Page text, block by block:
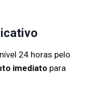
24 horas pelo
imediato para